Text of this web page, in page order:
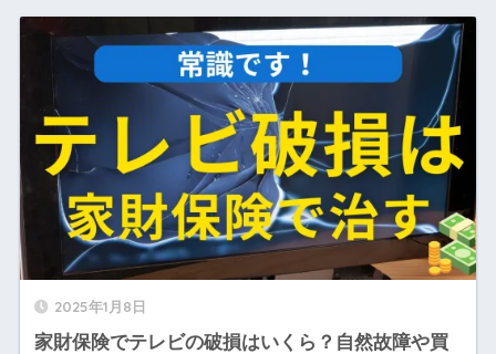
2025年1月8日
家財保険でテレビの破損はいくら？自然故障や買